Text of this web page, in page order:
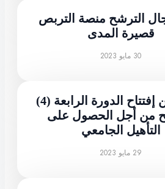
الترشح منصة التربص
قصيرة المدى
30 مايو 2023
إعلان عن إفتتاح الدورة الرابعة (4)
من أجل الحصول على
التأهيل الجامعي
29 مايو 2023